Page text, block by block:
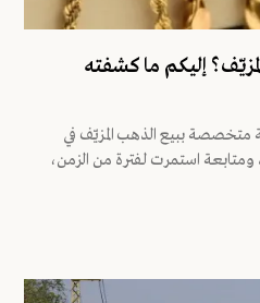
إليكم ما كشفته
متخصصة ببيع الذهب المزيّف في
استمرت لفترة من الزمن،